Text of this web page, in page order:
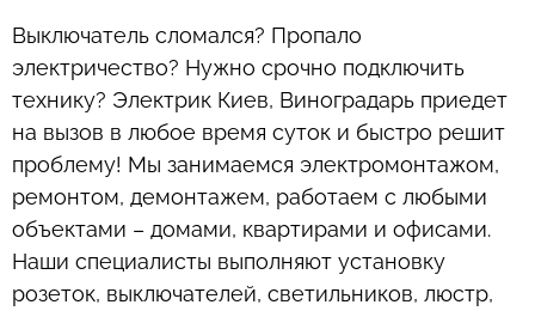
Выключатель сломался? Пропало
электричество? Нужно срочно подключить
технику? Электрик Киев, Виноградарь приедет
на вызов в любое время суток и быстро решит
проблему! Мы занимаемся электромонтажом,
ремонтом, демонтажем, работаем с любыми
объектами – домами, квартирами и офисами.
Наши специалисты выполняют установку
розеток, выключателей, светильников, люстр,